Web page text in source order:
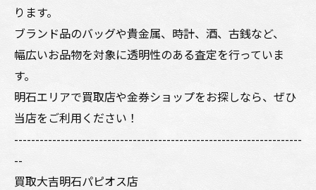
ります。
ブランド品のバッグや貴金属、時計、酒、古銭など、
幅広いお品物を対象に透明性のある査定を行っていま
す。
明石エリアで買取店や金券ショップをお探しなら、ぜひ
当店をご利用ください！
--------------------------------------------------------------------
--
買取大吉明石パピオス店